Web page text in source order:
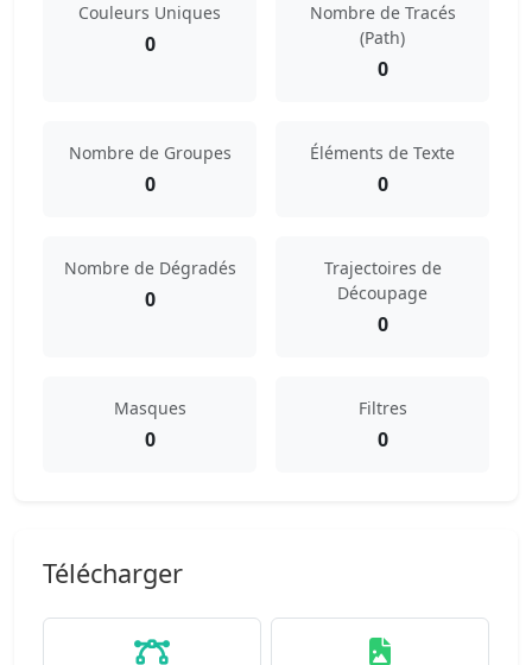
Couleurs Uniques
0
Nombre de Tracés
(Path)
0
Nombre de Groupes
0
Éléments de Texte
0
Nombre de Dégradés
0
Trajectoires de
Découpage
0
Masques
0
Filtres
0
Télécharger